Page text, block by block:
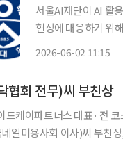
서울AI재단이 AI 활
현상에 대응하기 위
2026-06-02 11:15
협회 전무)씨 부친상
케이파트너스 대표· 전
일미용사회 이사)씨 부친